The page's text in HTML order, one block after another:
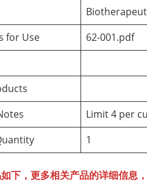
for Use
62-001.pdf
Limit 4 per
1
下，更多相关产品的详细信息